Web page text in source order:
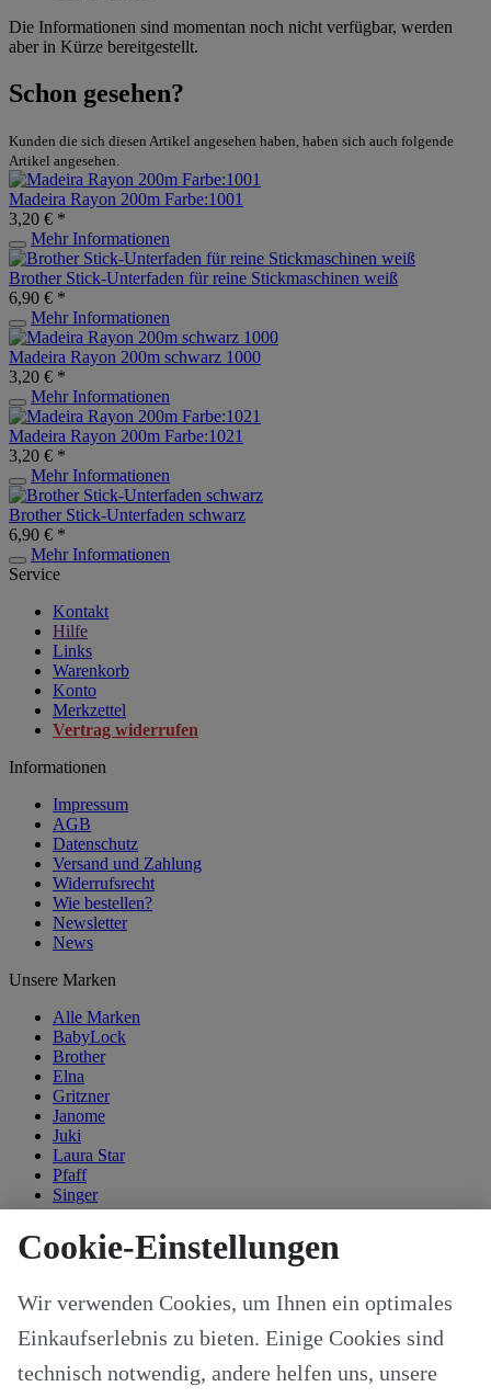
Die Informationen sind momentan noch nicht verfügbar, werden
aber in Kürze bereitgestellt.
Schon gesehen?
Kunden die sich diesen Artikel angesehen haben, haben sich auch folgende
Artikel angesehen.
Madeira Rayon 200m Farbe:1001
3,20 € *
Mehr Informationen
Brother Stick-Unterfaden für reine Stickmaschinen weiß
6,90 € *
Mehr Informationen
Madeira Rayon 200m schwarz 1000
3,20 € *
Mehr Informationen
Madeira Rayon 200m Farbe:1021
3,20 € *
Mehr Informationen
Brother Stick-Unterfaden schwarz
6,90 € *
Mehr Informationen
Service
Kontakt
Hilfe
Links
Warenkorb
Konto
Merkzettel
Vertrag widerrufen
Informationen
Impressum
AGB
Datenschutz
Versand und Zahlung
Widerrufsrecht
Wie bestellen?
Newsletter
News
Unsere Marken
Alle Marken
BabyLock
Brother
Elna
Gritzner
Janome
Juki
Laura Star
Pfaff
Singer
Kategorien
Nähzubehör
Ersatzteile
Stricken und Häkeln
Schneideplotter und Zubehör
Cookie-Einstellungen
Wir verwenden Cookies, um Ihnen ein optimales
Einkaufserlebnis zu bieten. Einige Cookies sind
technisch notwendig, andere helfen uns, unsere